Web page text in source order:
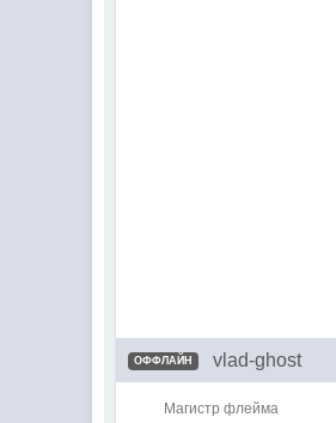
ОФФЛАЙН vlad-ghost
Магистр флейма